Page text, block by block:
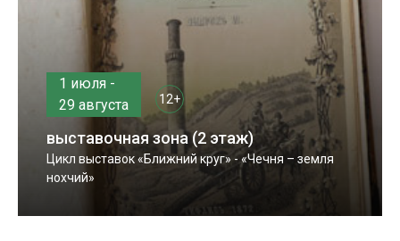
1 июля -
29 августа
12+
выставочная зона (2 этаж)
Цикл выставок «Ближний круг» - «Чечня – земля
нохчий»